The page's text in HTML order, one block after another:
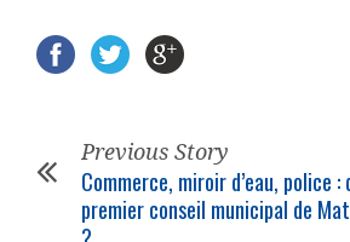
Previous Story
Commerce, miroir d’eau, police
premier conseil municipal de